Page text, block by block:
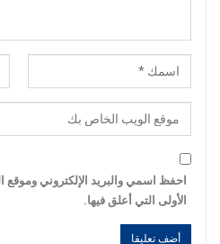
احفظ اسمي والبريد الإلكتروني
الأولى التي أعلق فيها.